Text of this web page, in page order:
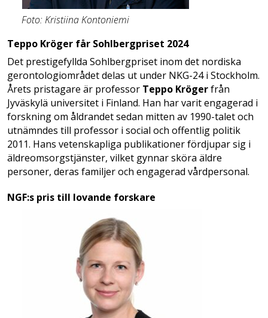
Foto: Kristiina Kontoniemi
Teppo Kröger får Sohlbergpriset 2024
Det prestigefyllda Sohlbergpriset inom det nordiska
gerontologiområdet delas ut under NKG-24 i Stockholm.
Årets pristagare är professor Teppo Krögerfrån
Jyväskylä universitet i Finland. Han har varit engagerad i
forskning om åldrandet sedan mitten av 1990-talet och
utnämndes till professor i social och offentlig politik
2011. Hans vetenskapliga publikationer fördjupar sig i
äldreomsorgstjänster, vilket gynnar sköra äldre
personer, deras familjer och engagerad vårdpersonal.
NGF:s pris till lovande forskare